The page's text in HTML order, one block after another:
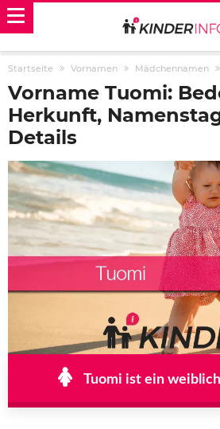
Startseite Vornamen Mädchennamen
Vorname Tuomi:
Herkunft,
Details
Tuomi ist ein